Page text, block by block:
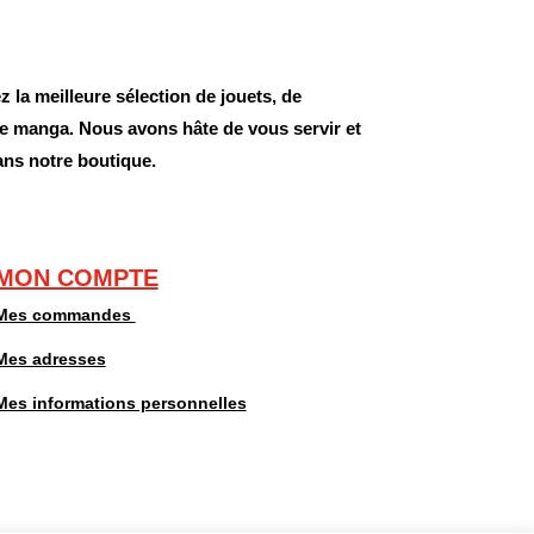
la meilleure sélection de jouets, de
Nous avons hâte de vous servir et
notre boutique.
COMPTE
commandes
adresses
informations personnelles